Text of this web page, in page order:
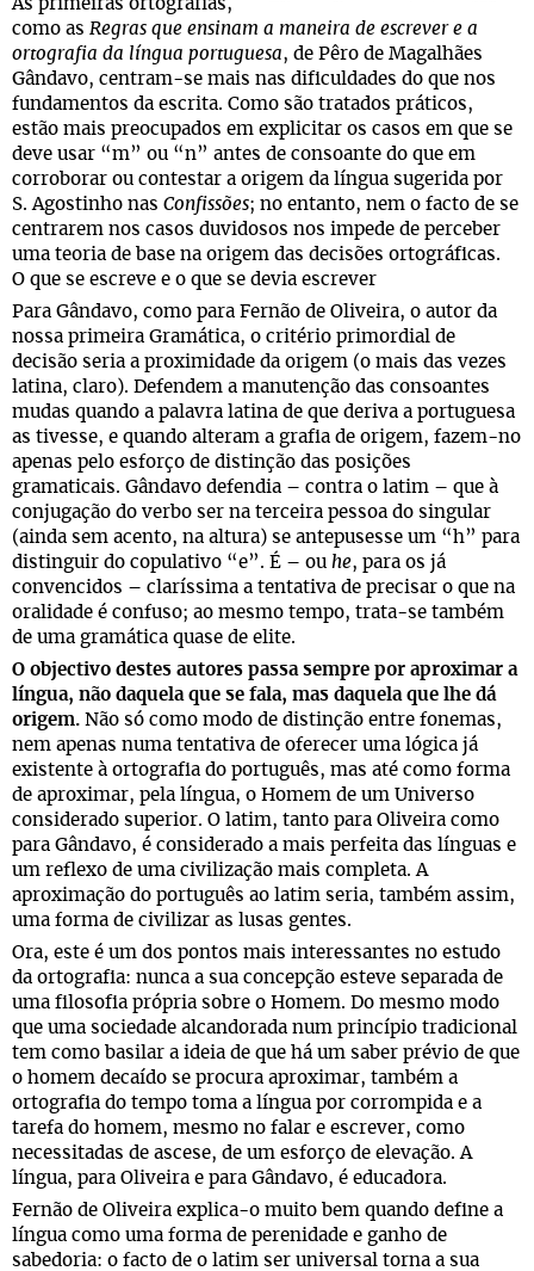
As primeiras ortografias,
como as Regras que ensinam a maneira de escrever e a
ortografia da língua portuguesa, de Pêro de Magalhães
Gândavo, centram-se mais nas dificuldades do que nos
fundamentos da escrita. Como são tratados práticos,
estão mais preocupados em explicitar os casos em que se
deve usar “m” ou “n” antes de consoante do que em
corroborar ou contestar a origem da língua sugerida por
S. Agostinho nas Confissões; no entanto, nem o facto de se
centrarem nos casos duvidosos nos impede de perceber
uma teoria de base na origem das decisões ortográficas.
O que se escreve e o que se devia escrever
Para Gândavo, como para Fernão de Oliveira, o autor da
nossa primeira Gramática, o critério primordial de
decisão seria a proximidade da origem (o mais das vezes
latina, claro). Defendem a manutenção das consoantes
mudas quando a palavra latina de que deriva a portuguesa
as tivesse, e quando alteram a grafia de origem, fazem-no
apenas pelo esforço de distinção das posições
gramaticais. Gândavo defendia – contra o latim – que à
conjugação do verbo ser na terceira pessoa do singular
(ainda sem acento, na altura) se antepusesse um “h” para
distinguir do copulativo “e”. É – ou he, para os já
convencidos – claríssima a tentativa de precisar o que na
oralidade é confuso; ao mesmo tempo, trata-se também
de uma gramática quase de elite.
O objectivo destes autores passa sempre por aproximar a
língua, não daquela que se fala, mas daquela que lhe dá
origem. Não só como modo de distinção entre fonemas,
nem apenas numa tentativa de oferecer uma lógica já
existente à ortografia do português, mas até como forma
de aproximar, pela língua, o Homem de um Universo
considerado superior. O latim, tanto para Oliveira como
para Gândavo, é considerado a mais perfeita das línguas e
um reflexo de uma civilização mais completa. A
aproximação do português ao latim seria, também assim,
uma forma de civilizar as lusas gentes.
Ora, este é um dos pontos mais interessantes no estudo
da ortografia: nunca a sua concepção esteve separada de
uma filosofia própria sobre o Homem. Do mesmo modo
que uma sociedade alcandorada num princípio tradicional
tem como basilar a ideia de que há um saber prévio de que
o homem decaído se procura aproximar, também a
ortografia do tempo toma a língua por corrompida e a
tarefa do homem, mesmo no falar e escrever, como
necessitadas de ascese, de um esforço de elevação. A
língua, para Oliveira e para Gândavo, é educadora.
Fernão de Oliveira explica-o muito bem quando define a
língua como uma forma de perenidade e ganho de
sabedoria: o facto de o latim ser universal torna a sua